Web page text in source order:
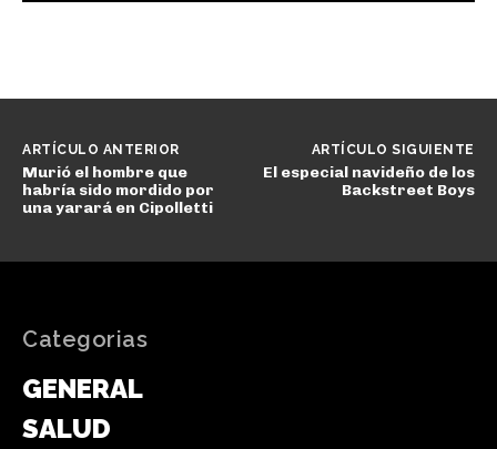
ARTÍCULO ANTERIOR
Murió el hombre que
habría sido mordido por
una yarará en Cipolletti
ARTÍCULO SIGUIENTE
El especial navideño de los
Backstreet Boys
Categorias
GENERAL
SALUD